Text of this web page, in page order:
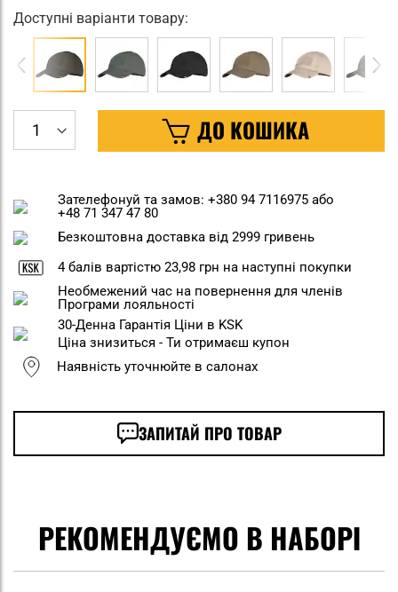
Доступні варіанти товару:
ДО КОШИКА
Зателефонуй та замов: +380 94 7116975 або
+48 71 347 47 80
Безкоштовна доставка від 2999 гривень
4балів вартістю 23,98 грн на наступні покупки
Необмежений час на повернення для членів
Програми лояльності
30-Денна Гарантія Ціни в KSK
Ціна знизиться - Ти отримаєш купон
Наявність уточнюйте в салонах
ЗАПИТАЙ ПРО ТОВАР
РЕКОМЕНДУЄМО В НАБОРІ